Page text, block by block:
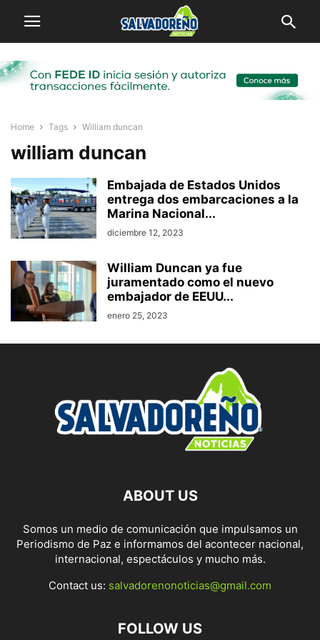
Home Tags William duncan
william duncan
Embajada de Estados Unidos
entrega dos embarcaciones a la
Marina Nacional...
diciembre 12, 2023
William Duncan ya fue
juramentado como el nuevo
embajador de EEUU...
enero 25, 2023
ABOUT US
Somos un medio de comunicación que impulsamos un
Periodismo de Paz e informamos del acontecer nacional,
internacional, espectáculos y mucho más.
Contact us: salvadorenonoticias@gmail.com
FOLLOW US